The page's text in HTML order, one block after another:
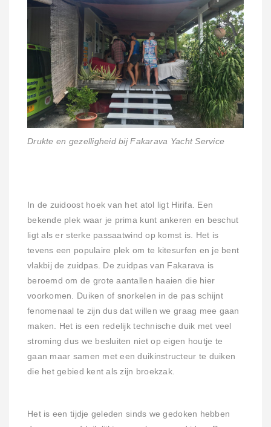
Drukte en gezelligheid bij Fakarava Yacht Service
In de zuidoost hoek van het atol ligt Hirifa. Een
bekende plek waar je prima kunt ankeren en beschut
ligt als er sterke passaatwind op komst is. Het is
tevens een populaire plek om te kitesurfen en je bent
vlakbij de zuidpas. De zuidpas van Fakarava is
beroemd om de grote aantallen haaien die hier
voorkomen. Duiken of snorkelen in de pas schijnt
fenomenaal te zijn dus dat willen we graag mee gaan
maken. Het is een redelijk technische duik met veel
stroming dus we besluiten niet op eigen houtje te
gaan maar samen met een duikinstructeur te duiken
die het gebied kent als zijn broekzak.
Het is een tijdje geleden sinds we gedoken hebben